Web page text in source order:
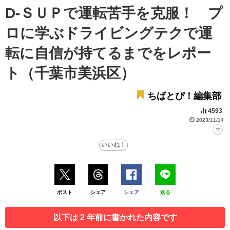
D-ＳＵＰで運転苦手を克服！ プ
ロに学ぶドライビングテクで運
転に自信が持てるまでをレポー
ト（千葉市美浜区）
ちばとぴ！編集部
4593
2023/11/14
ポスト シェア シェア 送る
以下は 2 年前に書かれた内容です